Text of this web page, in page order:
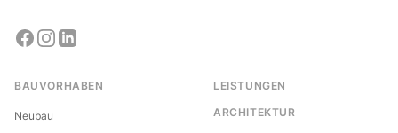
BAUVORHABEN
Neubau
LEISTUNGEN
ARCHITEKTUR